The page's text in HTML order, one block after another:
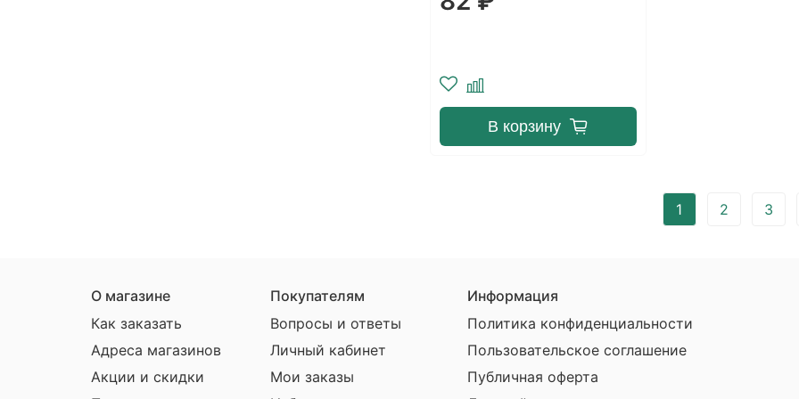
с системой крепления Poly
В корзину
1 2 3
О магазине
Как заказать
Адреса магазинов
Акции и скидки
Покупателям
Вопросы и ответы
Личный кабинет
Мои заказы
Информация
Политика конфиденциальности
Пользовательское соглашение
Публичная оферта